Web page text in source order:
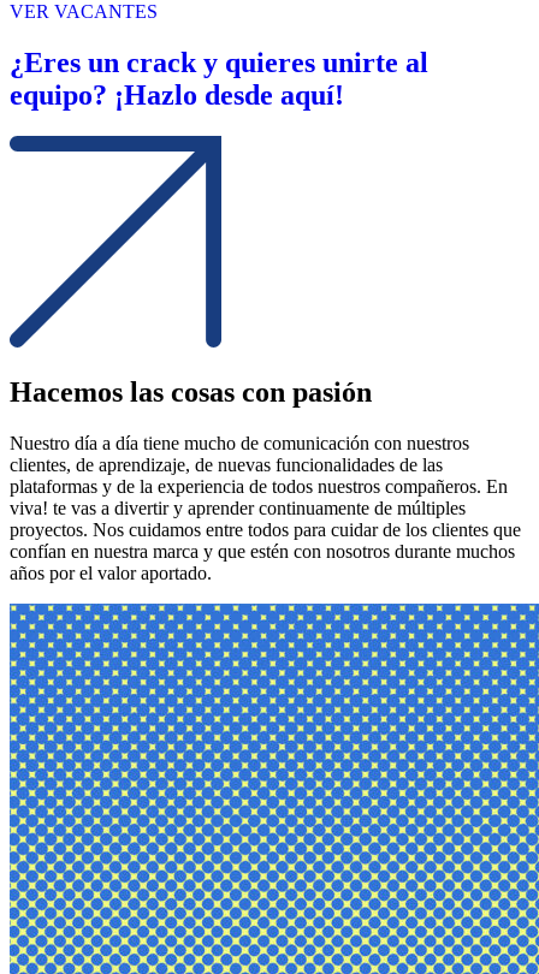
VER VACANTES
¿Eres un crack y quieres unirte al
equipo? ¡Hazlo desde aquí!
Hacemos las cosas con pasión
Nuestro día a día tiene mucho de comunicación con nuestros
clientes, de aprendizaje, de nuevas funcionalidades de las
plataformas y de la experiencia de todos nuestros compañeros. En
viva! te vas a divertir y aprender continuamente de múltiples
proyectos. Nos cuidamos entre todos para cuidar de los clientes que
confían en nuestra marca y que estén con nosotros durante muchos
años por el valor aportado.